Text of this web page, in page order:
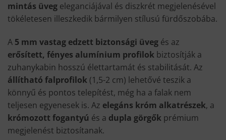
mintás üveg eleganciájával és diszkrét megjelenésével
tökéletesen illeszkedik bármilyen stílusú fürdőszobába.
A 5 mm vastag edzett biztonsági üveg és az
erősített, fényes alumínium profilok biztosítják a
zuhanykabin hosszú élettartamát és stabilitását. Az
állítható falprofilok (1,5-2 cm) lehetővé teszik a
könnyű és pontos telepítést, még ha a falak nem
teljesen egyenesek is. Az elegáns króm alkatrészek, a
krómozott fogantyú és a dupla görgők prémium
megjelenést biztosítanak.